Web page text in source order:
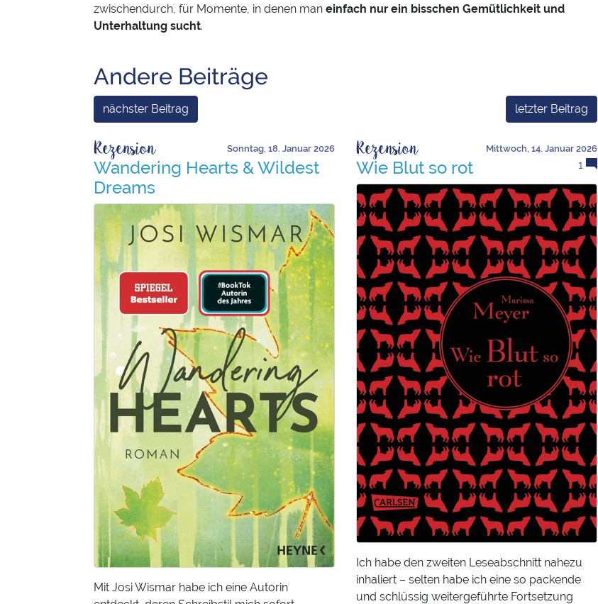
zwischendurch, für Momente, in denen man einfach nur ein bisschen Gemütlichkeit und
Unterhaltung sucht.
Andere Beiträge
nächster Beitrag
Sonntag, 18. Januar 2026
Rezension
Wandering Hearts & Wildest
Dreams
Mit Josi Wismar habe ich eine Autorin
letzter Beitrag
Mittwoch, 14. Januar 2026
1
Rezension
Wie Blut so rot
Ich habe den zweiten Leseabschnitt nahezu
inhaliert – selten habe ich eine so packende
und schlüssig weitergeführte Fortsetzung